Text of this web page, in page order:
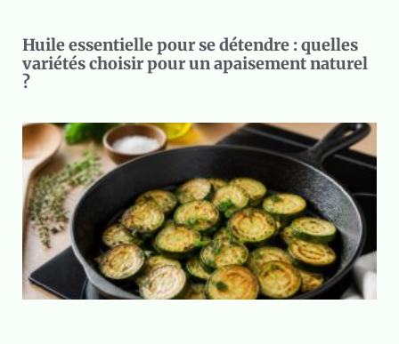
Huile essentielle pour se détendre : quelles
variétés choisir pour un apaisement naturel
?